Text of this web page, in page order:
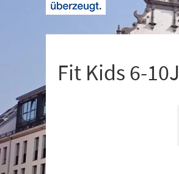
Fit Kids 6-